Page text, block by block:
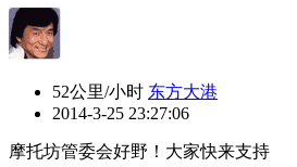
52公里/小时 东方大港
2014-3-25 23:27:06
摩托坊管委会好野！ 大家快来支持